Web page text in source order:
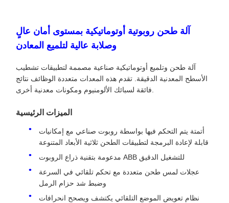
آلة طحن روبوتية أوتوماتيكية بمستوى أمان عالٍ
وصلابة عالية لتلميع المعادن
آلة طحن وتلميع أوتوماتيكية صناعية مصممة لتطبيقات تشطيب
الأسطح المعدنية الدقيقة. تقدم هذه المعدات متعددة الوظائف نتائج
الميزات الرئيسية
أتمتة يتم التحكم فيها بواسطة روبوت صناعي مع إمكانيات
قابلة لإعادة البرمجة لتطبيقات الطحن ثلاثية الأبعاد المتنوعة
مدعومة بتقنية ذراع الروبوت ABB للتشغيل الدقيق
عجلات لمس طحن متعددة مع تحكم تلقائي في السرعة
وضبط شد حزام الرمل
نظام تعويض الموضع التلقائي يكتشف ويصحح انحرافات